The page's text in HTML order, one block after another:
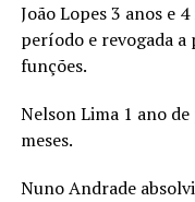
João Lopes 3 anos e
período e revogada a
funções.
Nelson Lima 1 ano
meses.
Nuno Andrade